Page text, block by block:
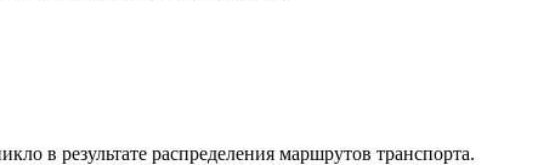
в результате распределения маршрутов транспорта.